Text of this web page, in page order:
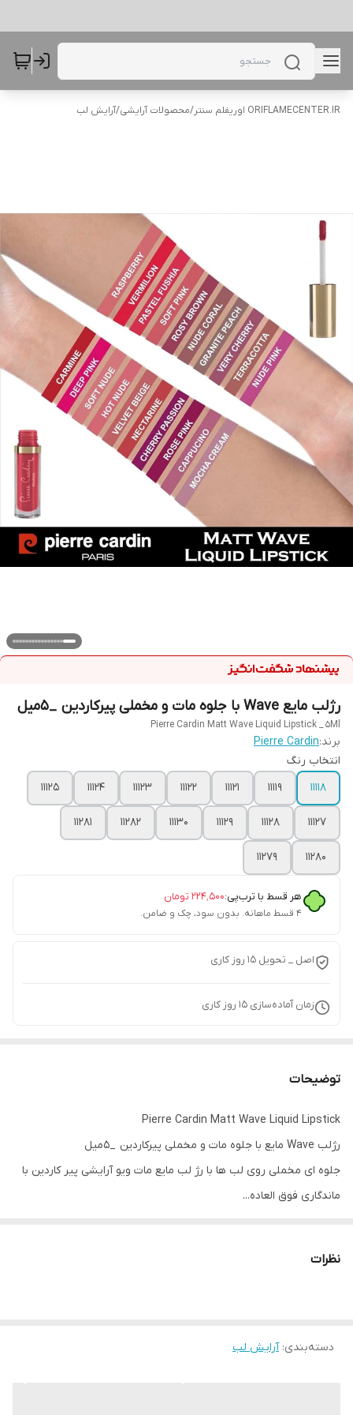
ORIFLAMECENTER.IR اوریفلم سنتر /محصولات آرایشی/آرایش لب
رژلب مایع Wave با جلوه مات و مخملی پیرکاردین _5میل
Pierre Cardin Matt Wave Liquid Lipstick _ 5Ml
برند:Pierre Cardin
انتخاب رنگ
11118
11119
11121
11122
11123
11124
11125
11127
11128
11129
11130
11282
11281
11280
11279
هر قسط با ترب‌پی:۲۲۴٬۵۰۰ تومان
۴ قسط ماهانه. بدون سود، چک و ضامن.
اصل _ تحویل ۱5 روز کاری
زمان آماده‌سازی 15 روز کاری
توضیحات
Pierre Cardin Matt Wave Liquid Lipstick
رژلب Wave مایع با جلوه مات و مخملی پیرکاردین _5میل
جلوه ای مخملی روی لب ها با رژ لب مایع مات ویو آرایشی پیر کاردین با
ماندگاری فوق العاده...
touch.
بود.
نظرات
دسته‌بندی:آرایش لب